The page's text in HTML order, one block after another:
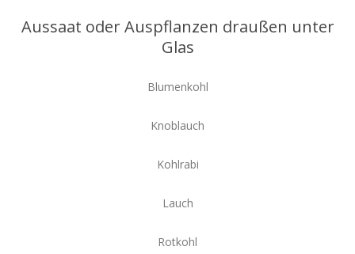
Aussaat oder Auspflanzen draußen unter
Glas
Blumenkohl
Knoblauch
Kohlrabi
Lauch
Rotkohl